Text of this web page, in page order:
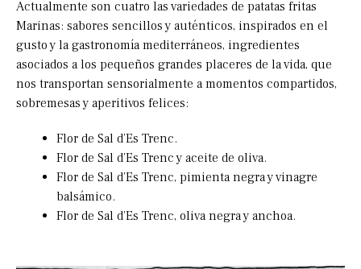
Actualmente son cuatro las variedades de patatas fritas
Marinas: sabores sencillos y auténticos, inspirados en el
gusto y la gastronomía mediterráneos, ingredientes
asociados a los pequeños grandes placeres de la vida, que
nos transportan sensorialmente a momentos compartidos,
sobremesas y aperitivos felices:
Flor de Sal d’Es Trenc.
Flor de Sal d’Es Trenc y aceite de oliva.
Flor de Sal d’Es Trenc, pimienta negra y vinagre
balsámico.
Flor de Sal d’Es Trenc, oliva negra y anchoa.